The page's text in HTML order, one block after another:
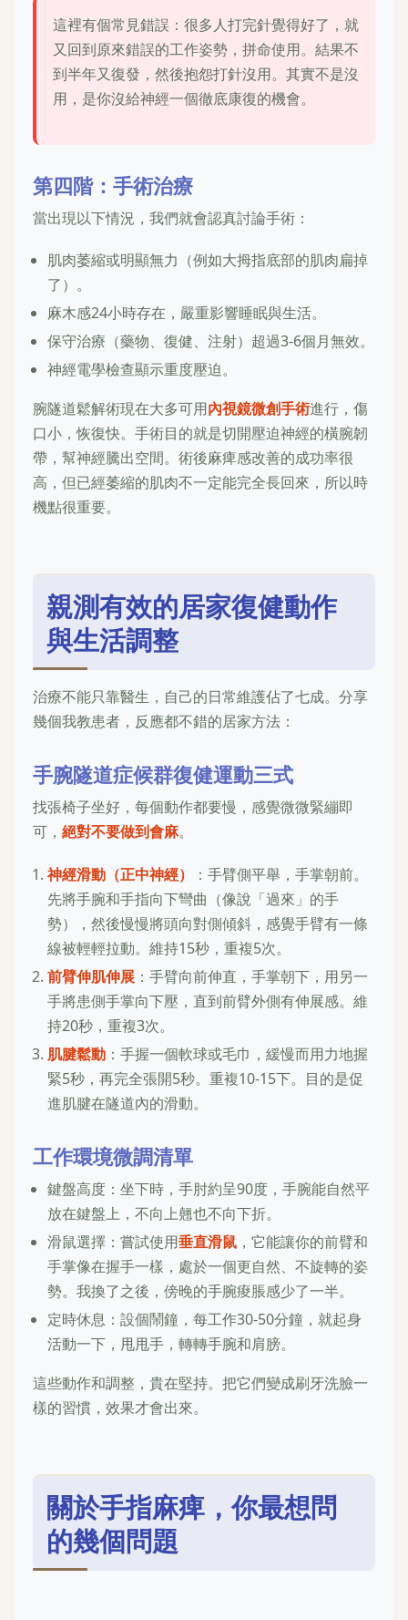
這裡有個常見錯誤：很多人打完針覺得好了，就
又回到原來錯誤的工作姿勢，拼命使用。結果不
到半年又復發，然後抱怨打針沒用。其實不是沒
用，是你沒給神經一個徹底康復的機會。
第四階：手術治療
當出現以下情況，我們就會認真討論手術：
肌肉萎縮或明顯無力（例如大拇指底部的肌肉扁掉
了）。
麻木感24小時存在，嚴重影響睡眠與生活。
保守治療（藥物、復健、注射）超過3-6個月無效。
神經電學檢查顯示重度壓迫。
腕隧道鬆解術現在大多可用內視鏡微創手術進行，傷
口小，恢復快。手術目的就是切開壓迫神經的橫腕韌
帶，幫神經騰出空間。術後麻痺感改善的成功率很
高，但已經萎縮的肌肉不一定能完全長回來，所以時
機點很重要。
親測有效的居家復健動作
與生活調整
治療不能只靠醫生，自己的日常維護佔了七成。分享
幾個我教患者，反應都不錯的居家方法：
手腕隧道症候群復健運動三式
找張椅子坐好，每個動作都要慢，感覺微微緊繃即
可， 絕對不要做到會麻。
神經滑動（正中神經）
：手臂側平舉，手掌朝前。
先將手腕和手指向下彎曲（像說「過來」的手
勢），然後慢慢將頭向對側傾斜，感覺手臂有一條
線被輕輕拉動。維持15秒，重複5次。
前臂伸肌伸展 ：手臂向前伸直，手掌朝下，用另一
手將患側手掌向下壓，直到前臂外側有伸展感。維
持20秒，重複3次。
肌腱鬆動 ：手握一個軟球或毛巾，緩慢而用力地握
緊5秒，再完全張開5秒。重複10-15下。目的是促
進肌腱在隧道內的滑動。
工作環境微調清單
鍵盤高度：坐下時，手肘約呈90度，手腕能自然平
放在鍵盤上，不向上翹也不向下折。
滑鼠選擇：嘗試使用垂直滑鼠 ，它能讓你的前臂和
手掌像在握手一樣，處於一個更自然、不旋轉的姿
勢。我換了之後，傍晚的手腕痠脹感少了一半。
定時休息：設個鬧鐘，每工作30-50分鐘，就起身
活動一下，甩甩手，轉轉手腕和肩膀。
這些動作和調整，貴在堅持。把它們變成刷牙洗臉一
樣的習慣，效果才會出來。
關於手指麻痺，你最想問
的幾個問題